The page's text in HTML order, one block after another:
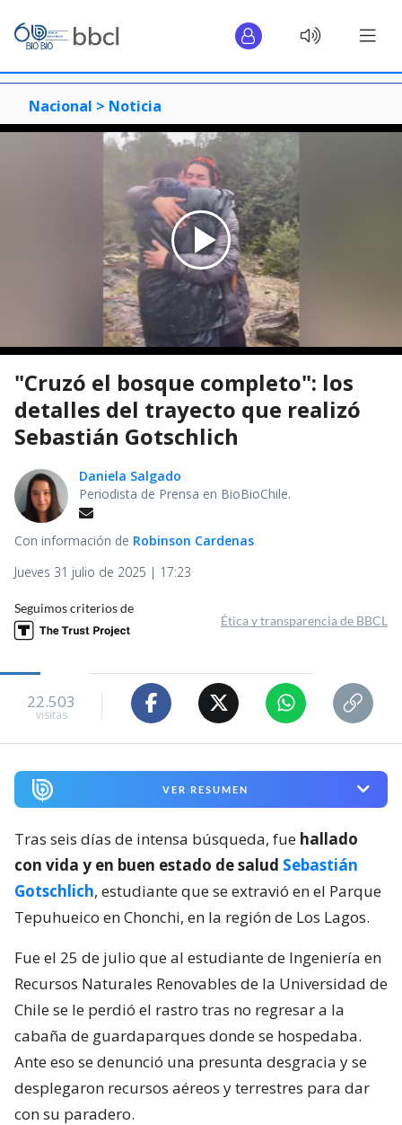
Nacional > Noticia
"Cruzó el bosque completo": los
detalles del trayecto que realizó
Sebastián Gotschlich
Daniela Salgado
Periodista de Prensa en BioBioChile.
Con información de Robinson Cardenas
Jueves 31 julio de 2025 | 17:23
Seguimos criterios de
Ética y transparencia de BBCL
22.503
visitas
VER RESUMEN
Tras seis días de intensa búsqueda, fue hallado
con vida y en buen estado de salud Sebastián
Gotschlich, estudiante que se extravió en el Parque
Tepuhueico en Chonchi, en la región de Los Lagos.
Fue el 25 de julio que al estudiante de Ingeniería en
Recursos Naturales Renovables de la Universidad de
Chile se le perdió el rastro tras no regresar a la
cabaña de guardaparques donde se hospedaba.
Ante eso se denunció una presunta desgracia y se
desplegaron recursos aéreos y terrestres para dar
con su paradero.